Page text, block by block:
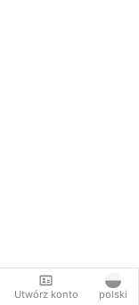
Utwórz konto polski